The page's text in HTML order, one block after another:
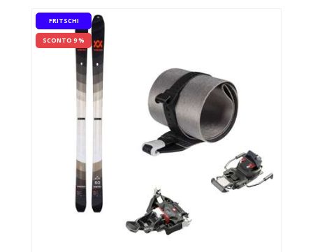
FRITSCHI
SCONTO 9 %